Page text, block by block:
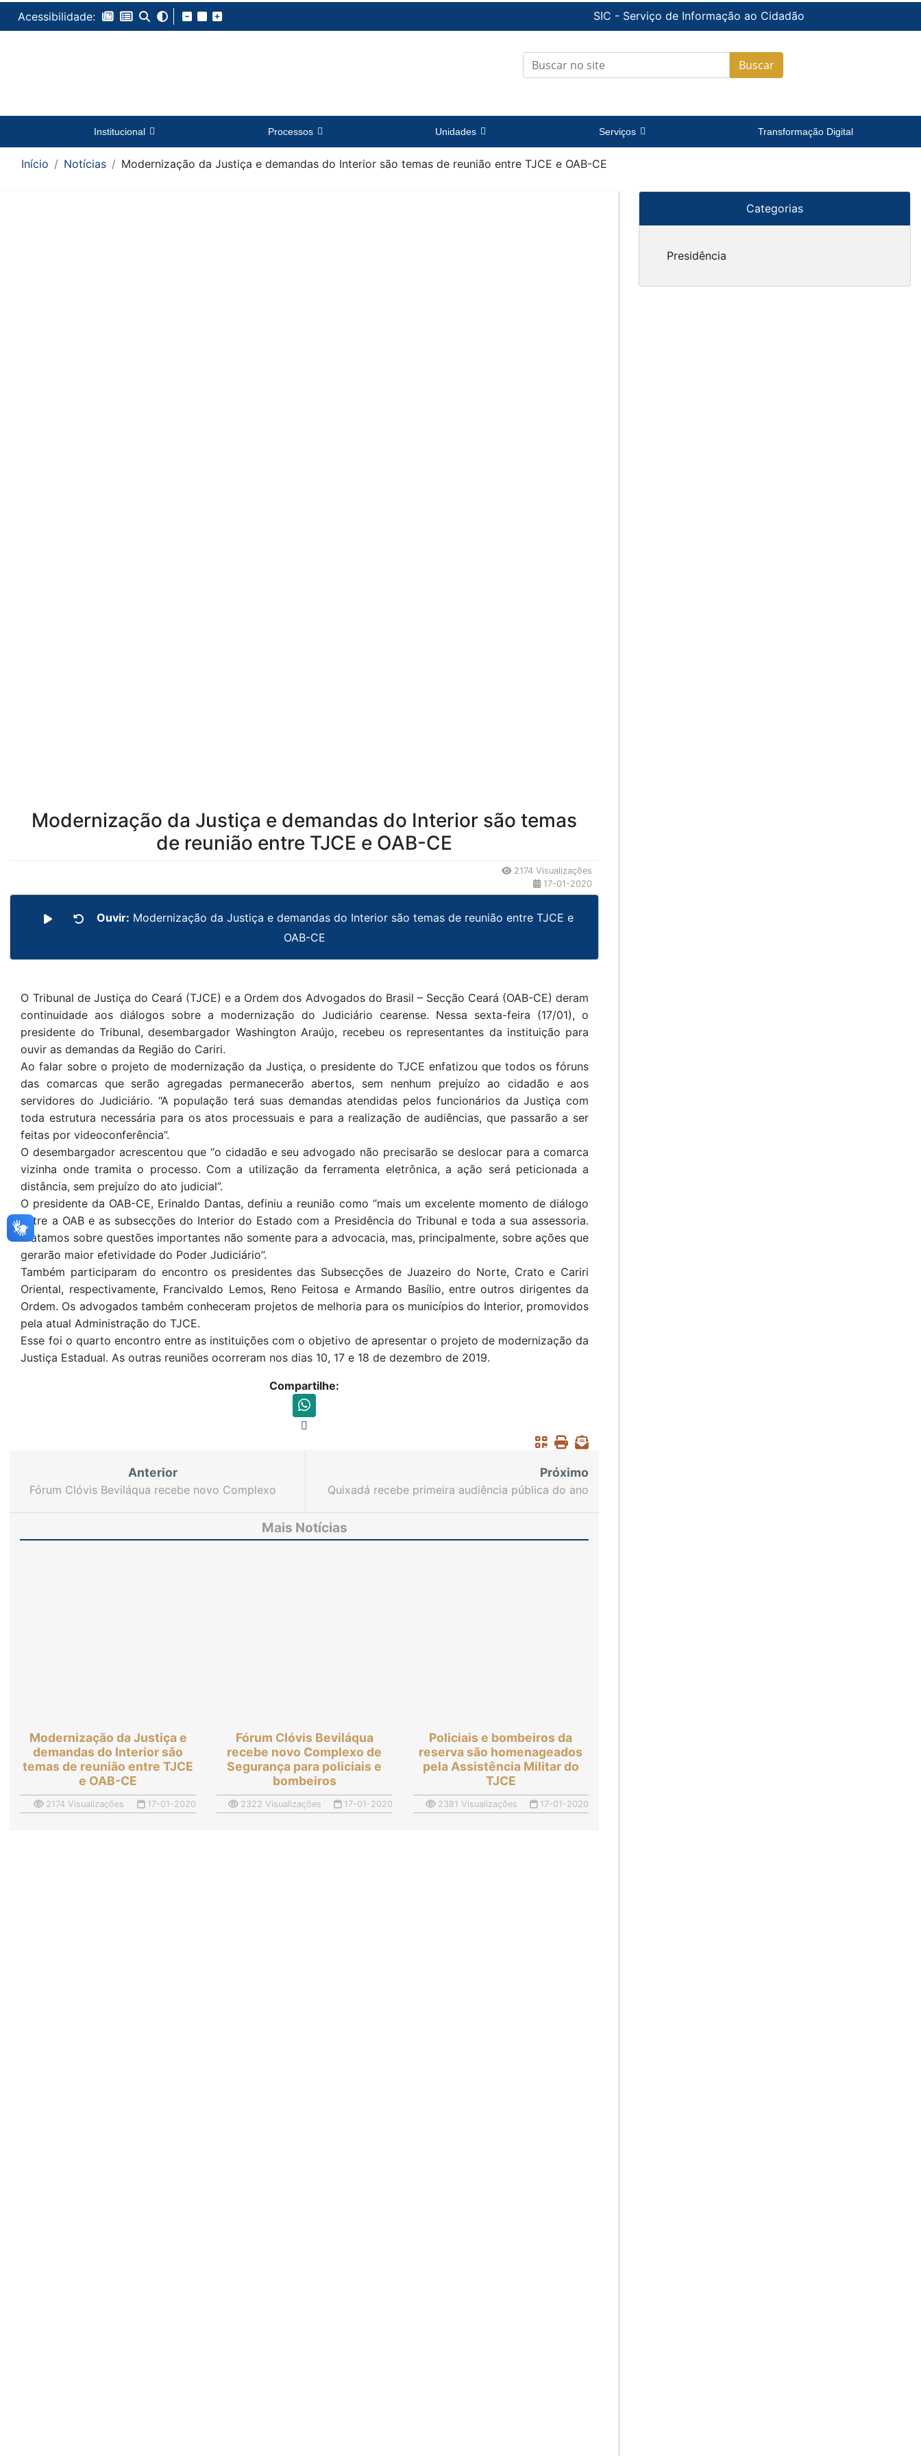
Acessibilidade: SIC - Serviço de Informação ao Cidadão
Buscar
Institucional Processos Unidades Serviços Transformação Digital
Início Notícias Modernização da Justiça e demandas do Interior são temas de reunião entre TJCE e OAB-CE
Modernização da Justiça e demandas do Interior são temas
de reunião entre TJCE e OAB-CE
2174 Visualizações
17-01-2020
Ouvir: Modernização da Justiça e demandas do Interior são temas de reunião entre TJCE e
OAB-CE
O Tribunal de Justiça do Ceará (TJCE) e a Ordem dos Advogados do Brasil – Secção Ceará (OAB-CE) deram
continuidade aos diálogos sobre a modernização do Judiciário cearense. Nessa sexta-feira (17/01), o
presidente do Tribunal, desembargador Washington Araújo, recebeu os representantes da instituição para
ouvir as demandas da Região do Cariri.
Ao falar sobre o projeto de modernização da Justiça, o presidente do TJCE enfatizou que todos os fóruns
das comarcas que serão agregadas permanecerão abertos, sem nenhum prejuízo ao cidadão e aos
servidores do Judiciário. “A população terá suas demandas atendidas pelos funcionários da Justiça com
toda estrutura necessária para os atos processuais e para a realização de audiências, que passarão a ser
feitas por videoconferência”.
O desembargador acrescentou que “o cidadão e seu advogado não precisarão se deslocar para a comarca
vizinha onde tramita o processo. Com a utilização da ferramenta eletrônica, a ação será peticionada a
distância, sem prejuízo do ato judicial”.
O presidente da OAB-CE, Erinaldo Dantas, definiu a reunião como “mais um excelente momento de diálogo
entre a OAB e as subsecções do Interior do Estado com a Presidência do Tribunal e toda a sua assessoria.
Tratamos sobre questões importantes não somente para a advocacia, mas, principalmente, sobre ações que
gerarão maior efetividade do Poder Judiciário”.
Também participaram do encontro os presidentes das Subsecções de Juazeiro do Norte, Crato e Cariri
Oriental, respectivamente, Francivaldo Lemos, Reno Feitosa e Armando Basílio, entre outros dirigentes da
Ordem. Os advogados também conheceram projetos de melhoria para os municípios do Interior, promovidos
pela atual Administração do TJCE.
Esse foi o quarto encontro entre as instituições com o objetivo de apresentar o projeto de modernização da
Justiça Estadual. As outras reuniões ocorreram nos dias 10, 17 e 18 de dezembro de 2019.
Compartilhe:
Anterior
Fórum Clóvis Beviláqua recebe novo Complexo
Próximo
Quixadá recebe primeira audiência pública do ano
Mais Notícias
Modernização da Justiça e
demandas do Interior são
temas de reunião entre TJCE
e OAB-CE
2174 Visualizações 17-01-2020
Fórum Clóvis Beviláqua
recebe novo Complexo de
Segurança para policiais e
bombeiros
2322 Visualizações 17-01-2020
Policiais e bombeiros da
reserva são homenageados
pela Assistência Militar do
TJCE
2381 Visualizações 17-01-2020
Categorias
Presidência